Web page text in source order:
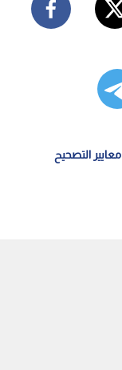
معايير التصحيح